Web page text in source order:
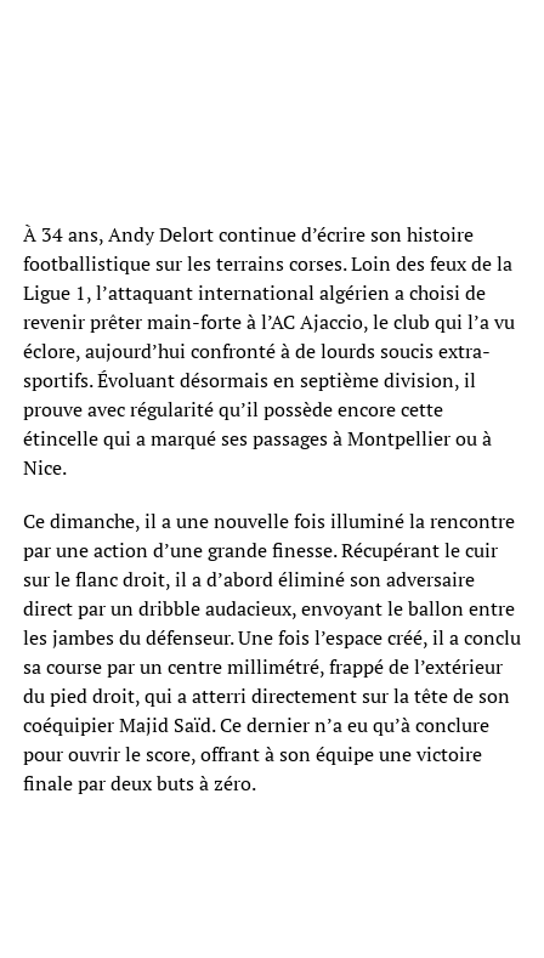
À 34 ans, Andy Delort continue d’écrire son histoire
footballistique sur les terrains corses. Loin des feux de la
Ligue 1, l’attaquant international algérien a choisi de
revenir prêter main-forte à l’AC Ajaccio, le club qui l’a vu
éclore, aujourd’hui confronté à de lourds soucis extra-
sportifs. Évoluant désormais en septième division, il
prouve avec régularité qu’il possède encore cette
étincelle qui a marqué ses passages à Montpellier ou à
Nice.
Ce dimanche, il a une nouvelle fois illuminé la rencontre
par une action d’une grande finesse. Récupérant le cuir
sur le flanc droit, il a d’abord éliminé son adversaire
direct par un dribble audacieux, envoyant le ballon entre
les jambes du défenseur. Une fois l’espace créé, il a conclu
sa course par un centre millimétré, frappé de l’extérieur
du pied droit, qui a atterri directement sur la tête de son
coéquipier Majid Saïd. Ce dernier n’a eu qu’à conclure
pour ouvrir le score, offrant à son équipe une victoire
finale par deux buts à zéro.